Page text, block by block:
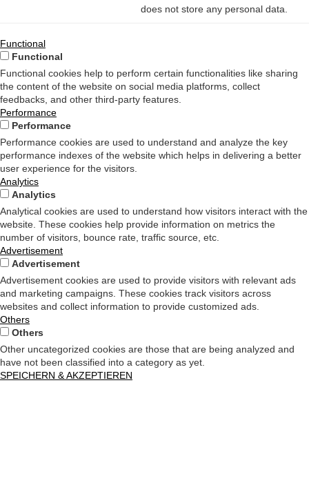
does not store any personal data.
Functional
Functional
Functional cookies help to perform certain functionalities like sharing
the content of the website on social media platforms, collect
feedbacks, and other third-party features.
Performance
Performance
Performance cookies are used to understand and analyze the key
performance indexes of the website which helps in delivering a better
user experience for the visitors.
Analytics
Analytics
Analytical cookies are used to understand how visitors interact with the
website. These cookies help provide information on metrics the
number of visitors, bounce rate, traffic source, etc.
Advertisement
Advertisement
Advertisement cookies are used to provide visitors with relevant ads
and marketing campaigns. These cookies track visitors across
websites and collect information to provide customized ads.
Others
Others
Other uncategorized cookies are those that are being analyzed and
have not been classified into a category as yet.
SPEICHERN & AKZEPTIEREN